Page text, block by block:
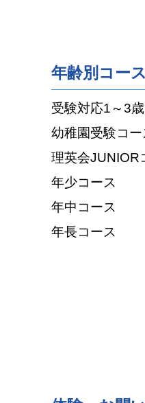
年齢別コース
受験対応1～3歳
幼稚園受験コー
理英会JUNIOR
年少コース
年中コース
年長コース